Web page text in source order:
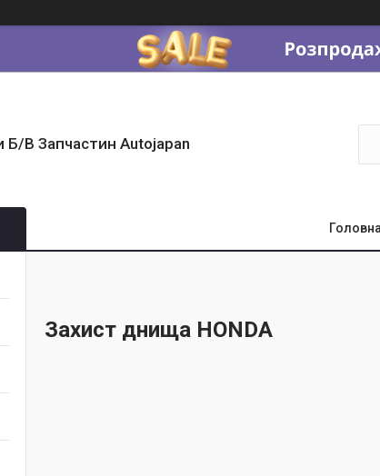
Б/В Запчастин Autojapan
Головна
Захист днища HONDA